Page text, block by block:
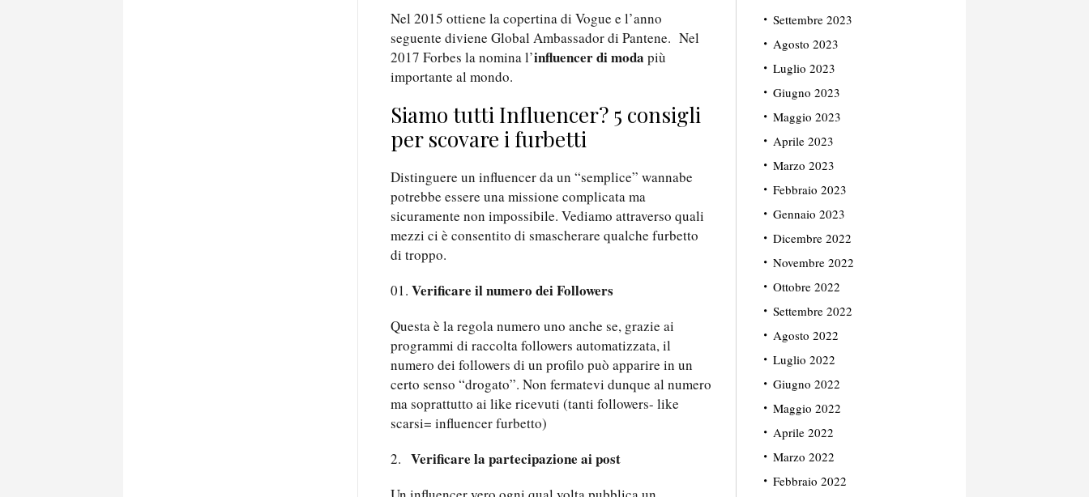
Nel 2015 ottiene la copertina di Vogue e l’anno
seguente diviene Global Ambassador di Pantene. Nel
2017 Forbes la nomina l’influencer di moda più
importante al mondo.
Siamo tutti Influencer? 5 consigli
per scovare i furbetti
Distinguere un influencer da un “semplice” wannabe
potrebbe essere una missione complicata ma
sicuramente non impossibile. Vediamo attraverso quali
mezzi ci è consentito di smascherare qualche furbetto
di troppo.
Verificare il numero dei Followers
Questa è la regola numero uno anche se, grazie ai
programmi di raccolta followers automatizzata, il
numero dei followers di un profilo può apparire in un
certo senso “drogato”. Non fermatevi dunque al numero
ma soprattutto ai like ricevuti (tanti followers- like
scarsi= influencer furbetto)
2. Verificare la partecipazione ai post
Settembre 2023
Agosto 2023
Luglio 2023
Giugno 2023
Maggio 2023
Aprile 2023
Marzo 2023
Febbraio 2023
Gennaio 2023
Dicembre 2022
Novembre 2022
Ottobre 2022
Settembre 2022
Agosto 2022
Luglio 2022
Giugno 2022
Maggio 2022
Aprile 2022
Marzo 2022
Febbraio 2022